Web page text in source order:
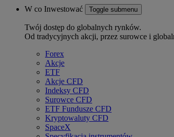
W co Inwestować Toggle submenu
Twój dostęp do globalnych rynków.
Od tradycyjnych akcji, przez surowce i
Forex
Akcje
ETF
Akcje CFD
Indeksy CFD
Surowce CFD
ETF Fundusze CFD
Kryptowaluty CFD
SpaceX